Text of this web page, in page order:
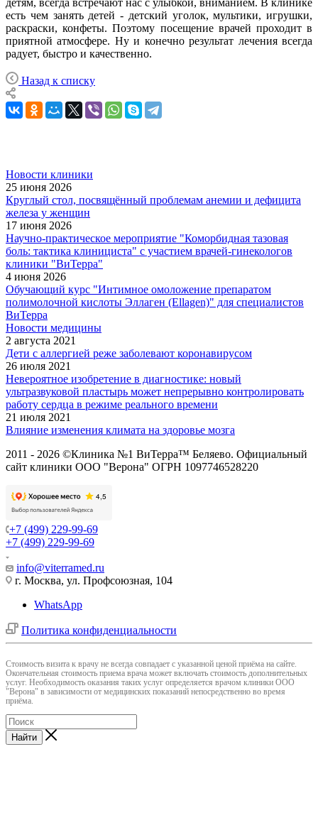
есть чем занять детей - детский уголок, мультики, игрушки,
раскраски, конфеты. Поэтому посещение врачей проходит в
приятной атмосфере. Ну и конечно результат лечения всегда
радует, быстро и качественно.
Назад к списку
Новости клиники
25 июня 2026
Круглый стол, посвящённый проблемам анемии и дефицита
железа у женщин
17 июня 2026
Научно-практическое мероприятие "Коморбидная тазовая
боль: тактика клинициста" с участием врачей-гинекологов
клиники "ВиТерра"
4 июня 2026
Обучающий курс "Интимное омоложение препаратом
полимолочной кислоты Эллаген (Ellagen)" для специалистов
ВиТерра
Новости медицины
2 августа 2021
Дети с аллергией реже заболевают коронавирусом
26 июля 2021
Невероятное изобретение в диагностике: новый
ультразвуковой пластырь может непрерывно контролировать
работу сердца в режиме реального времени
21 июля 2021
Влияние изменения климата на здоровье мозга
2011 - 2026 ©Клиника №1 ВиТерра™ Беляево. Официальный
сайт клиники ООО "Верона" ОГРН 1097746528220
+7 (499) 229-99-69
+7 (499) 229-99-69
info@viterramed.ru
г. Москва, ул. Профсоюзная, 104
WhatsApp
Политика конфиденциальности
Cтоимость визита к врачу не всегда совпадает с указанной ценой приёма на сайте.
Окончательная стоимость приема врача может включать стоимость дополнительных
услуг. Необходимость оказания таких услуг определяется врачом клиники ООО
"Верона" в зависимости от медицинских показаний непосредственно во время
приёма.
Найти